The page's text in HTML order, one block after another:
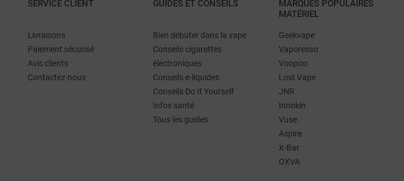
SERVICE CLIENT
Livraisons
Paiement sécurisé
Avis clients
Contactez-nous
GUIDES ET CONSEILS
Bien débuter dans la vape
Conseils cigarettes
électroniques
Conseils e-liquides
Conseils Do It Yourself
Infos santé
Tous les guides
MARQUES POPULAIRES
MATÉRIEL
Geekvape
Vaporesso
Voopoo
Lost Vape
JNR
Innokin
Vuse
Aspire
X-Bar
OXVA